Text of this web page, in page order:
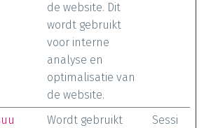
de website. Dit
wordt gebruikt
voor interne
analyse en
optimalisatie van
de website.
Wordt gebruikt
Sessi